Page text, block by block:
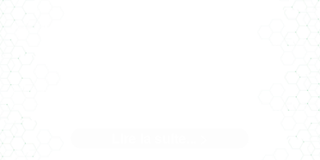
CASERNE PONT ACHARD - LE
RÉEMPLOI AU SERVICE D'UN